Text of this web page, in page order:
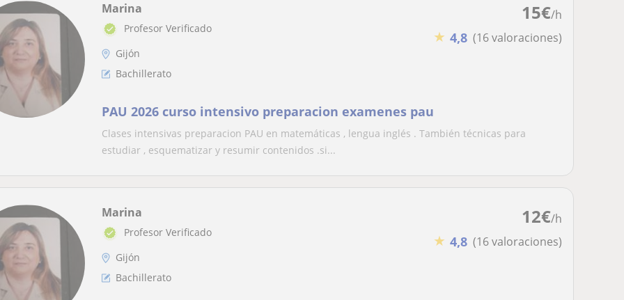
15€/h
★ 4,8 (16 valoraciones)
Marina
Profesor Verificado
Gijón
Bachillerato
PAU 2026 curso intensivo preparacion examenes pau
Clases intensivas preparacion PAU en matemáticas , lengua inglés . También técnicas para
estudiar , esquematizar y resumir contenidos .si...
12€/h
★ 4,8 (16 valoraciones)
Marina
Profesor Verificado
Gijón
Bachillerato